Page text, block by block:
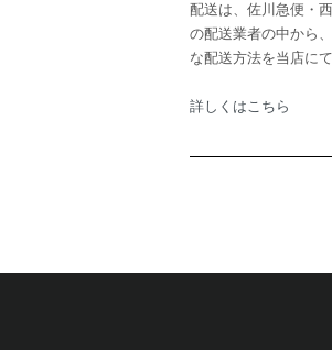
配送は、佐川急便・
の配送業者の中から
な配送方法を当店に
詳しくはこちら